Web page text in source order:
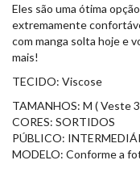
Eles são uma ótima
extremamente
com manga solta hoje e
mais!
TECIDO: Viscose
TAMANHOS: M ( Veste
CORES: SORTIDOS
PÚBLICO:
MODELO: Conforme a